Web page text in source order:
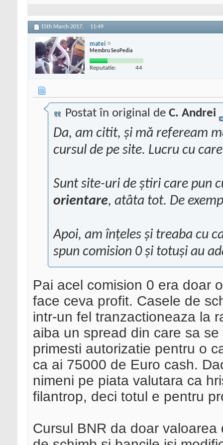
15th March 2017, 11:49
matei
Membru SeoPedia
Reputatie: 44
Postat în original de C. Andrei
Da, am citit, și mă refeream
cursul de pe site. Lucru cu
Sunt site-uri de știri care pun
orientare, atâta tot. De
Apoi, am înțeles și treaba cu
spun comision 0 și totuși au
Pai acel comision 0 era doar
face ceva profit. Casele de
intr-un fel tranzactioneaza la
aiba un spread din care sa
primesti autorizatie pentru o
ca ai 75000 de Euro cash.
nimeni pe piata valutara ca
filantrop, deci totul e pentru
Cursul BNR da doar